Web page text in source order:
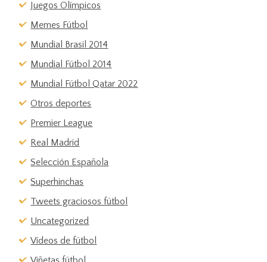
Juegos Olímpicos
Memes Fútbol
Mundial Brasil 2014
Mundial Fútbol 2014
Mundial Fútbol Qatar 2022
Otros deportes
Premier League
Real Madrid
Selección Española
Superhinchas
Tweets graciosos fútbol
Uncategorized
Vídeos de fútbol